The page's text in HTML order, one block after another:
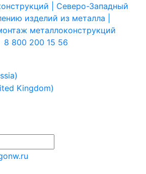
8 800 200 15 56